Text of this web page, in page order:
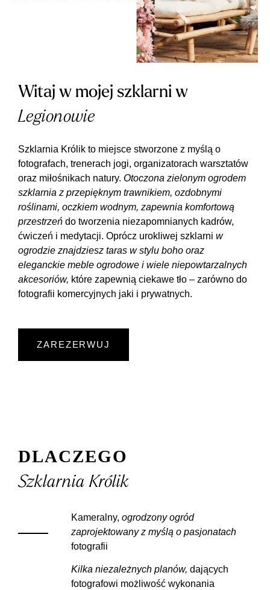
Witaj w mojej szklarni w
Legionowie
Szklarnia Królik to miejsce stworzone z myślą o
fotografach, trenerach jogi, organizatorach warsztatów
oraz miłośnikach natury. Otoczona zielonym ogrodem
szklarnia z przepięknym trawnikiem, ozdobnymi
roślinami, oczkiem wodnym, zapewnia komfortową
przestrzeń do tworzenia niezapomnianych kadrów,
ćwiczeń i medytacji. Oprócz urokliwej szklarni w
ogrodzie znajdziesz taras w stylu boho oraz
eleganckie meble ogrodowe i wiele niepowtarzalnych
akcesoriów, które zapewnią ciekawe tło – zarówno do
fotografii komercyjnych jaki i prywatnych.
ZAREZERWUJ
Dlaczego
Szklarnia Królik
Kameralny, ogrodzony ogród
zaprojektowany z myślą o pasjonatach
fotografii
Kilka niezależnych planów, dających
fotografowi możliwość wykonania